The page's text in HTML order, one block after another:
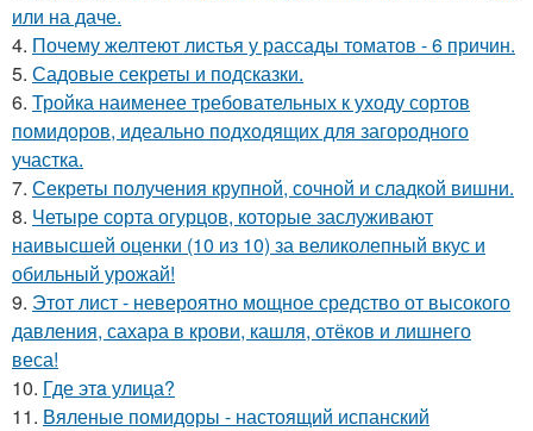
или на даче.
4. Почему желтеют листья у рассады томатов - 6 причин.
5. Садовые секреты и подсказки.
6. Тройка наименее требовательных к уходу сортов
помидоров, идеально подходящих для загородного
участка.
7. Секреты получения крупной, сочной и сладкой вишни.
8. Четыре сорта огурцов, которые заслуживают
наивысшей оценки (10 из 10) за великолепный вкус и
обильный урожай!
9. Этот лист - невероятно мощное средство от высокого
давления, сахара в крови, кашля, отёков и лишнего
веса!
10. Где этa улица?
11. Вяленые помидоры - настоящий испанский